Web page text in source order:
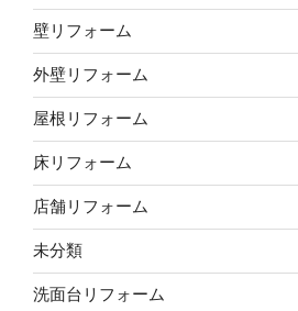
壁リフォーム
外壁リフォーム
屋根リフォーム
床リフォーム
店舗リフォーム
未分類
洗面台リフォーム